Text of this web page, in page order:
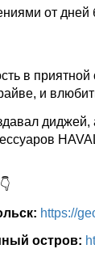
от
в
и
диджей,
https://
остров: